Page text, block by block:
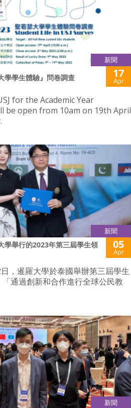
新聞
學學生體驗』問卷調查 17
Apr
for the Academic Year
be open from 10am on 19th April
新聞
學舉行的2023年第三屆學生領
05
Apr
，暹羅大學於泰國舉辦第三屆學生
通過創新和合作進行全球公民教
新聞